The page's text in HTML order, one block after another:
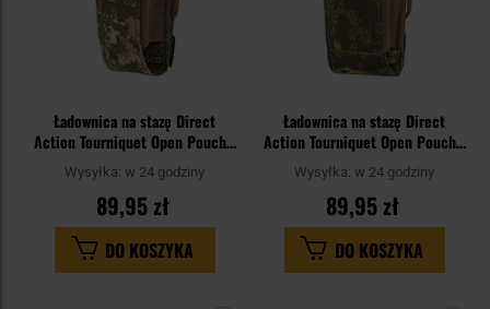
Ładownica na stazę Direct
Action Tourniquet Open Pouch -
PenCott Badlands
Wysyłka: w 24 godziny
89,95 zł
DO KOSZYKA
Ładownica na stazę Direct
Action Tourniquet Open Pouch -
PenCott GreenZone
Wysyłka: w 24 godziny
89,95 zł
DO KOSZYKA